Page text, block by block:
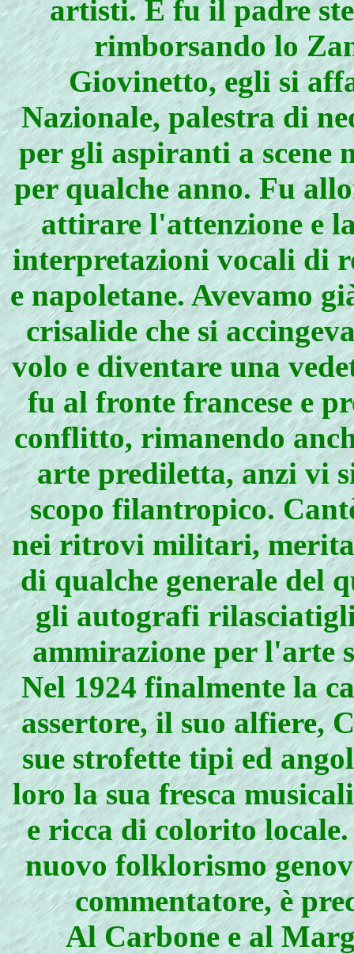
artisti. E fu il padre
rimborsando lo
Giovinetto, egli si
Nazionale, palestra di
per gli aspiranti a scene
per qualche anno. Fu
attirare l'attenzione e
interpretazioni vocali di
e napoletane. Avevamo
crisalide che si
volo e diventare una
fu al fronte francese e
conflitto, rimanendo
arte prediletta, anzi vi
scopo filantropico.
nei ritrovi militari,
di qualche generale del
gli autografi rilasciatigli
ammirazione per l'arte
Nel 1924 finalmente la
assertore, il suo alfiere,
sue strofette tipi ed
loro la sua fresca
e ricca di colorito
nuovo folklorismo
commentatore, è
Al Carbone e al